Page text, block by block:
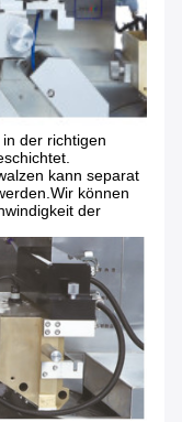
der richtigen
kann separat
können
der